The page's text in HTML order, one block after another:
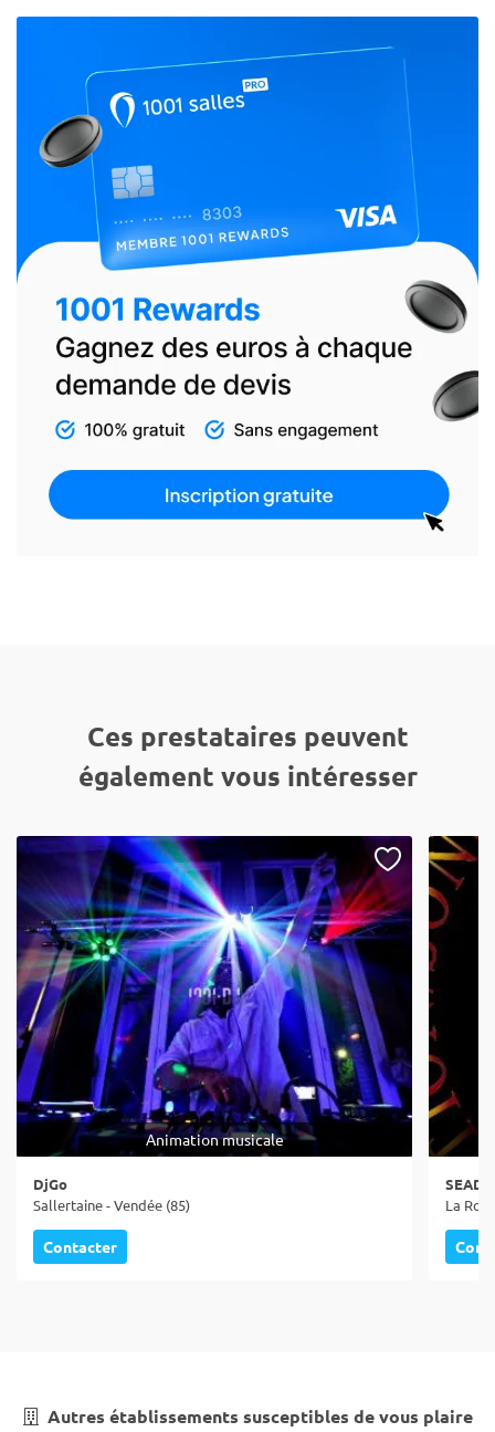
Ces prestataires peuvent
également vous intéresser
Animation musicale
DjGo
Sallertaine - Vendée (85)
Contacter
La
Autres établissements susceptibles de vous plaire